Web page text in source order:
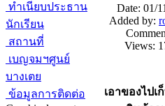
ทำเนียบประธาน
นักเรียน
สถานที่
เบญจมฯศูนย์
บางเตย
ข้อมูลการติดต่อ
Date: 01/
Added by:
Views:
เอาของไปเ